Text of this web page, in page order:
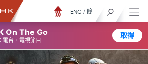
On The Go
電台、電視節目
取得
ENG / 簡